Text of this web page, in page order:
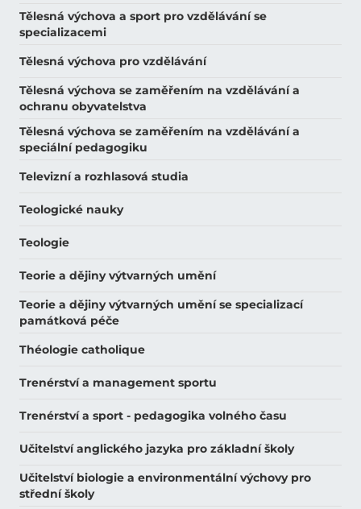
Tělesná výchova a sport pro vzdělávání se
specializacemi
Tělesná výchova pro vzdělávání
Tělesná výchova se zaměřením na vzdělávání a
ochranu obyvatelstva
Tělesná výchova se zaměřením na vzdělávání a
speciální pedagogiku
Televizní a rozhlasová studia
Teologické nauky
Teologie
Teorie a dějiny výtvarných umění
Teorie a dějiny výtvarných umění se specializací
památková péče
Théologie catholique
Trenérství a management sportu
Trenérství a sport - pedagogika volného času
Učitelství anglického jazyka pro základní školy
Učitelství biologie a environmentální výchovy pro
střední školy